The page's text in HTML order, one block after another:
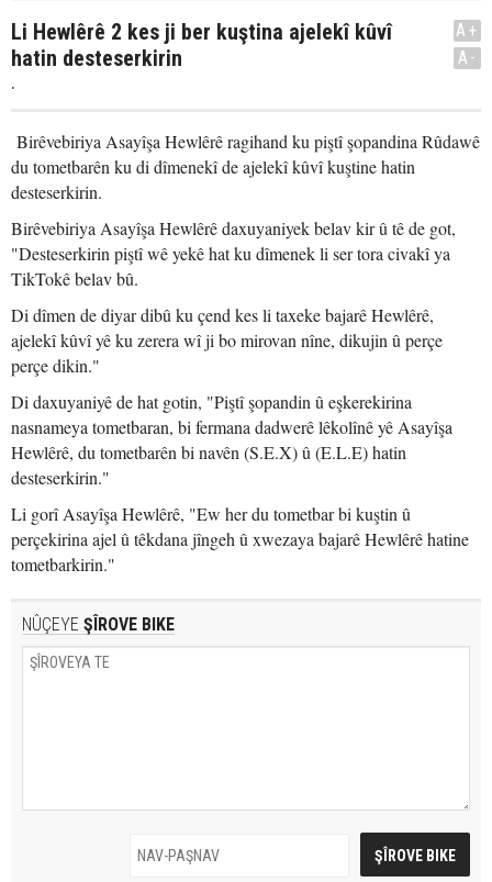
Li Hewlêrê 2 kes ji ber kuştina ajelekî kûvî
hatin desteserkirin
.
A+
A-
Birêvebiriya Asayîşa Hewlêrê ragihand ku piştî şopandina Rûdawê
du tometbarên ku di dîmenekî de ajelekî kûvî kuştine hatin
desteserkirin.
Birêvebiriya Asayîşa Hewlêrê daxuyaniyek belav kir û tê de got,
"Desteserkirin piştî wê yekê hat ku dîmenek li ser tora civakî ya
TikTokê belav bû.
Di dîmen de diyar dibû ku çend kes li taxeke bajarê Hewlêrê,
ajelekî kûvî yê ku zerera wî ji bo mirovan nîne, dikujin û perçe
perçe dikin."
Di daxuyaniyê de hat gotin, "Piştî şopandin û eşkerekirina
nasnameya tometbaran, bi fermana dadwerê lêkolînê yê Asayîşa
Hewlêrê, du tometbarên bi navên (S.E.X) û (E.L.E) hatin
desteserkirin."
Li gorî Asayîşa Hewlêrê, "Ew her du tometbar bi kuştin û
perçekirina ajel û têkdana jîngeh û xwezaya bajarê Hewlêrê hatine
tometbarkirin."
NÛÇEYE ŞÎROVE BIKE